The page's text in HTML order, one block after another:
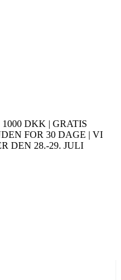
DKK | GRATIS
FOR 30 DAGE | VI
DEN 28.-29. JULI